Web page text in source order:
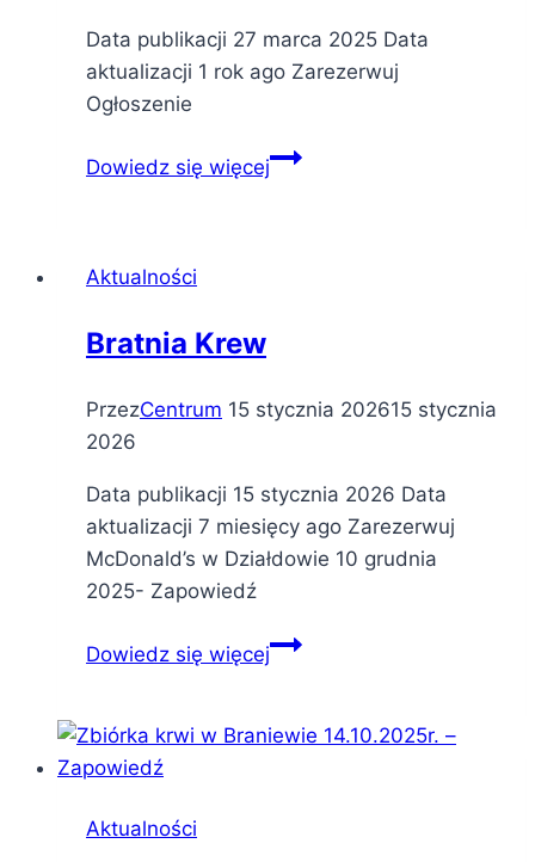
Data publikacji 27 marca 2025 Data
aktualizacji 1 rok ago Zarezerwuj
Ogłoszenie
Dowiedz się więcejOgłoszenie
Aktualności
Bratnia Krew
PrzezCentrum 15 stycznia 202615 stycznia
2026
Data publikacji 15 stycznia 2026 Data
aktualizacji 7 miesięcy ago Zarezerwuj
McDonald’s w Działdowie 10 grudnia
2025- Zapowiedź
Dowiedz się więcejBratnia
Aktualności